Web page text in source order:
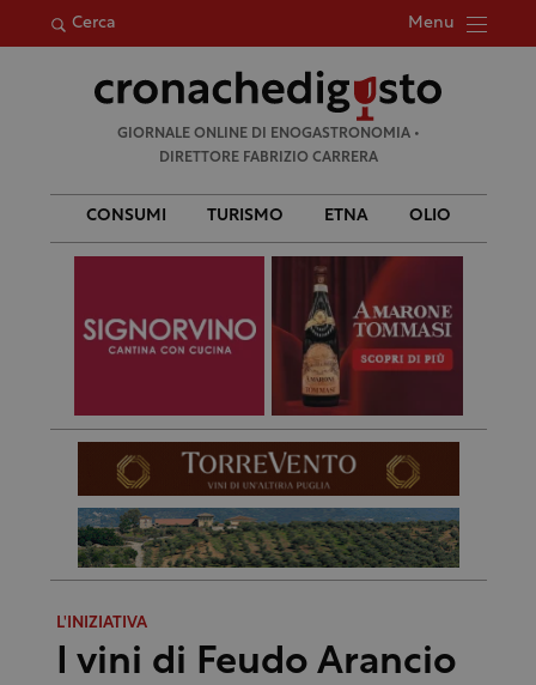
Cerca Menu
per:
GIORNALE ONLINE DI ENOGASTRONOMIA •
DIRETTORE FABRIZIO CARRERA
CONSUMI TURISMO ETNA OLIO
L'INIZIATIVA
I vini di Feudo Arancio